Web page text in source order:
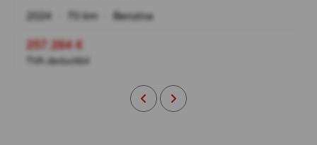
2024 70 km Benzina
257.264 €
TVA deductibil